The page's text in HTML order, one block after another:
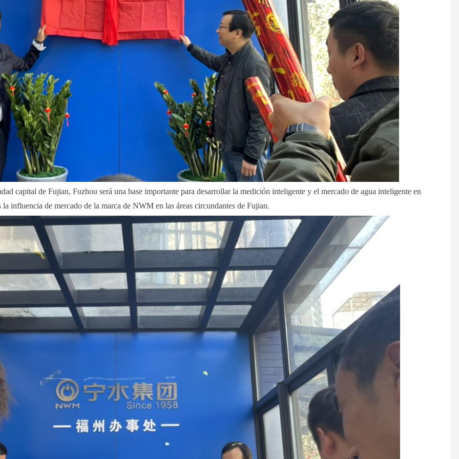
capital de Fujian, Fuzhou será una base importante para desarrollar la medición inteligente y el mercado de agua inteligente en
influencia de mercado de la marca de NWM en las áreas circundantes de Fujian.